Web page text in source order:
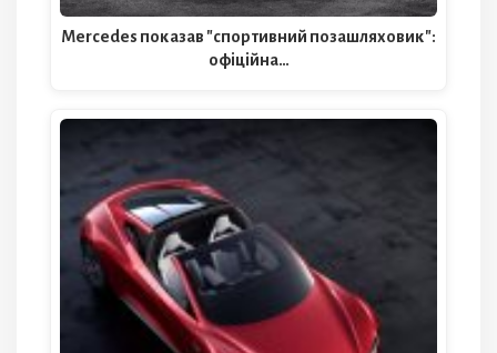
Mercedes показав "спортивний позашляховик":
офіційна…